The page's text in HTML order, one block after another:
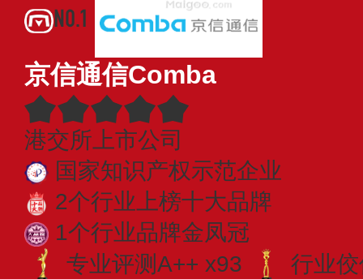
NO.1
京信通信Comba
港交所上市公司
国家知识产权示范企业
2个行业上榜十大品牌
1个行业品牌金凤冠
专业​评测A++ x93
行业